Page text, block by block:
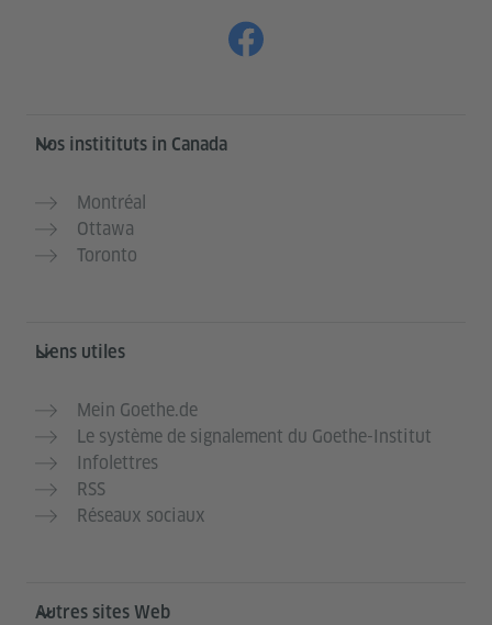
Service- und Informationsbereich
Nos institituts in Canada
Montréal
Ottawa
Toronto
Liens utiles
Mein Goethe.de
Le système de signalement du Goethe-Institut
Infolettres
RSS
Réseaux sociaux
Autres sites Web